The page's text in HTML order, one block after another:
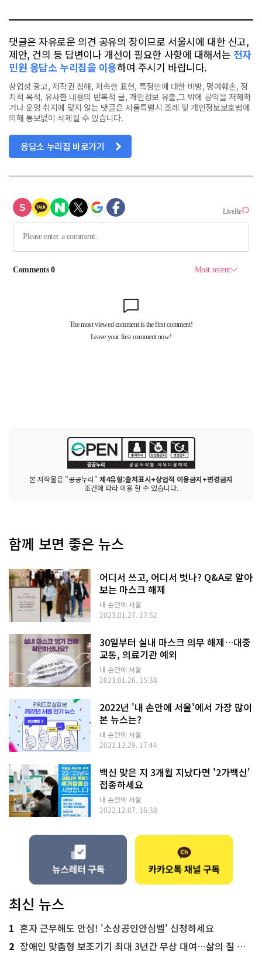
댓글은 자유로운 의견 공유의 장이므로 서울시에 대한 신고,
제안, 건의 등 답변이나 개선이 필요한 사항에 대해서는 전자
민원 응답소 누리집을 이용하여 주시기 바랍니다.
상업성 광고, 저작권 침해, 저속한 표현, 특정인에 대한 비방, 명예훼손, 정
치적 목적, 유사한 내용의 반복적 글, 개인정보 유출,그 밖에 공익을 저해하
거나 운영 취지에 맞지 않는 댓글은 서울특별시 조례 및 개인정보보호법에
의해 통보없이 삭제될 수 있습니다.
응답소 누리집 바로가기
본 저작물은 "공공누리" 제4유형:출처표시+상업적 이용금지+변경금지
조건에 따라 이용 할 수 있습니다.
함께 보면 좋은 뉴스
어디서 쓰고, 어디서 벗나? Q&A로 알아
보는 마스크 해제
내 손안에 서울
2023.01.27. 17:52
30일부터 실내 마스크 의무 해제…대중
교통, 의료기관 예외
내 손안에 서울
2023.01.26. 15:38
2022년 '내 손안에 서울'에서 가장 많이
본 뉴스는?
내 손안에 서울
2022.12.29. 17:44
백신 맞은 지 3개월 지났다면 '2가백신'
접종하세요
내 손안에 서울
2022.12.07. 16:38
최신 뉴스
1 혼자 근무해도 안심! '소상공인안심벨' 신청하세요
2 장애인 맞춤형 보조기기 최대 3년간 무상 대여…삶의 질 높인다